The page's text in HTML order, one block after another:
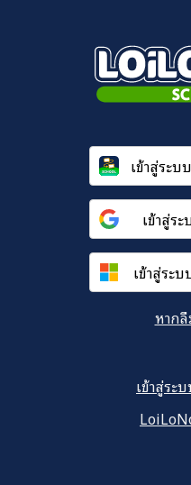
เข้าสู่ระ
เข้าสู่ร
เข้าสู่ระ
หาก
เข้าสู่ระ